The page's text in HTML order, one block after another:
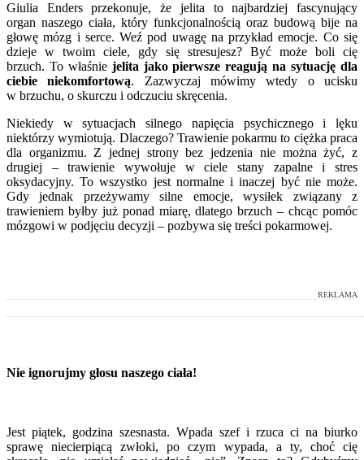
Giulia Enders przekonuje, że jelita to najbardziej fascynujący
organ naszego ciała, który funkcjonalnością oraz budową bije na
głowę mózg i serce. Weź pod uwagę na przykład emocje. Co się
dzieje w twoim ciele, gdy się stresujesz? Być może boli cię
brzuch. To właśnie jelita jako pierwsze reagują na sytuację dla
ciebie niekomfortową. Zazwyczaj mówimy wtedy o ucisku
w brzuchu, o skurczu i odczuciu skręcenia.
Niekiedy w sytuacjach silnego napięcia psychicznego i lęku
niektórzy wymiotują. Dlaczego? Trawienie pokarmu to ciężka praca
dla organizmu. Z jednej strony bez jedzenia nie można żyć, z
drugiej – trawienie wywołuje w ciele stany zapalne i stres
oksydacyjny. To wszystko jest normalne i inaczej być nie może.
Gdy jednak przeżywamy silne emocje, wysiłek związany z
trawieniem byłby już ponad miarę, dlatego brzuch – chcąc pomóc
mózgowi w podjęciu decyzji – pozbywa się treści pokarmowej.
REKLAMA
Nie ignorujmy głosu naszego ciała!
Jest piątek, godzina szesnasta. Wpada szef i rzuca ci na biurko
sprawę niecierpiącą zwłoki, po czym wypada, a ty, choć cię